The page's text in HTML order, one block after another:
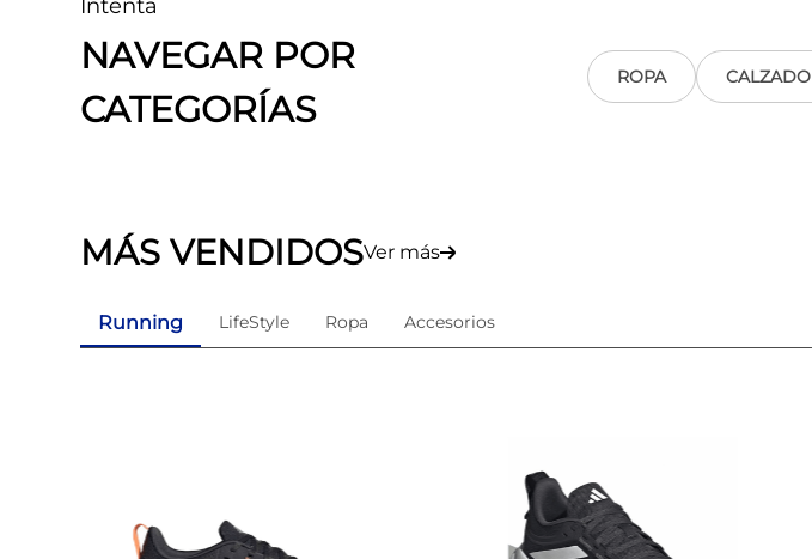
Intenta
NAVEGAR POR
CATEGORÍAS
ROPA CALZADO
MÁS VENDIDOSVer más
Running LifeStyle Ropa Accesorios
skechers mujer
guayos sintéticos
nike mujer